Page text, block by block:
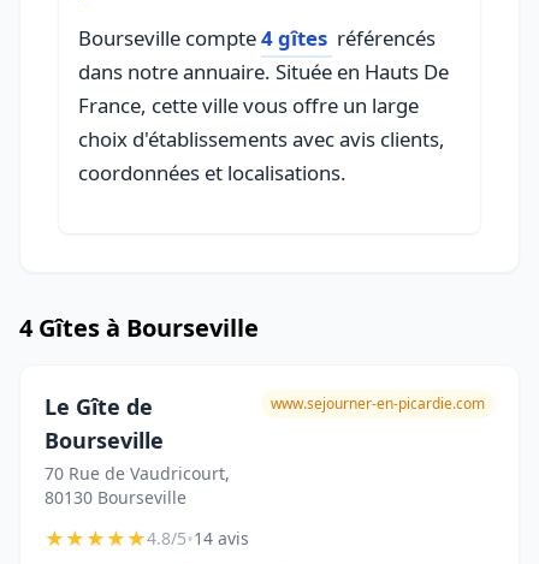
Bourseville compte4 gîtes référencés
dans notre annuaire. Située en Hauts De
France, cette ville vous offre un large
choix d'établissements avec avis clients,
coordonnées et localisations.
4 Gîtes à Bourseville
Le Gîte de
Bourseville
70 Rue de Vaudricourt,
80130 Bourseville
www.sejourner-en-picardie.com
★★★★★4.8/5•14 avis